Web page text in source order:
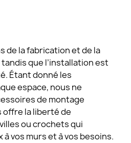
de la fabrication et de la
que l’installation est
Étant donné les
espace, nous ne
de montage
offre la liberté de
ou crochets qui
vos murs et à vos besoins.